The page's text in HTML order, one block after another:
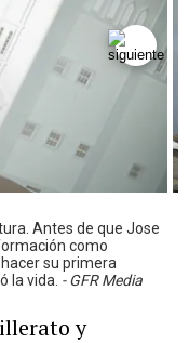
Antes de que Jose
como
su primera
la vida. - GFR Media
y